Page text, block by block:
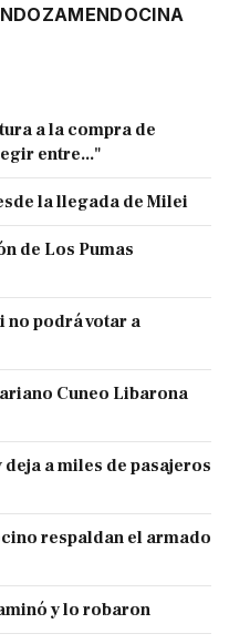
MENDOCINA
a la compra de
entre..."
la llegada de Milei
de Los Pumas
no podrá votar a
Cuneo Libarona
a miles de pasajeros
respaldan el armado
y lo robaron